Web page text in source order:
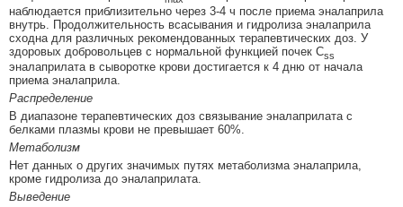
наблюдается приблизительно через 3-4 ч после приема эналаприла
внутрь. Продолжительность всасывания и гидролиза эналаприла
сходна для различных рекомендованных терапевтических доз. У
здоровых добровольцев с нормальной функцией почек Css
эналаприлата в сыворотке крови достигается к 4 дню от начала
приема эналаприла.
Распределение
В диапазоне терапевтических доз связывание эналаприлата с
белками плазмы крови не превышает 60%.
Метаболизм
Нет данных о других значимых путях метаболизма эналаприла,
кроме гидролиза до эналаприлата.
Выведение